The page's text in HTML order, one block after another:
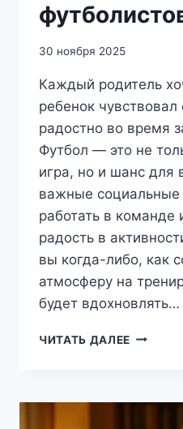
30 ноября 2025
Каждый родитель
ребенок
радостно во время
Футбол — это не
игра, но и шанс для
важные социальные
работать в команде
радость в
вы когда-либо, как
атмосферу на
будет вдохновлять…
ЧИТАТЬ ДАЛЕЕ